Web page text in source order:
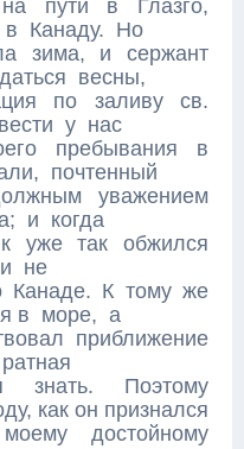
пути в Глазго,
в Канаду. Но
зима, и сержант
весны,
по заливу св.
у нас
пребывания в
почтенный
уважением
и когда
уже так обжился
не
Канаде. К тому же
в море, а
приближение
знать. Поэтому
как он признался
достойному